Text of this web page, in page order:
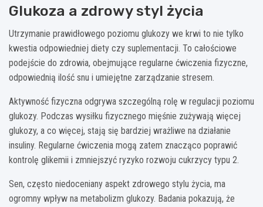
Glukoza a zdrowy styl życia
Utrzymanie prawidłowego poziomu glukozy we krwi to nie tylko
kwestia odpowiedniej diety czy suplementacji. To całościowe
podejście do zdrowia, obejmujące regularne ćwiczenia fizyczne,
odpowiednią ilość snu i umiejętne zarządzanie stresem.
Aktywność fizyczna odgrywa szczególną rolę w regulacji poziomu
glukozy. Podczas wysiłku fizycznego mięśnie zużywają więcej
glukozy, a co więcej, stają się bardziej wrażliwe na działanie
insuliny. Regularne ćwiczenia mogą zatem znacząco poprawić
kontrolę glikemii i zmniejszyć ryzyko rozwoju cukrzycy typu 2.
Sen, często niedoceniany aspekt zdrowego stylu życia, ma
ogromny wpływ na metabolizm glukozy. Badania pokazują, że